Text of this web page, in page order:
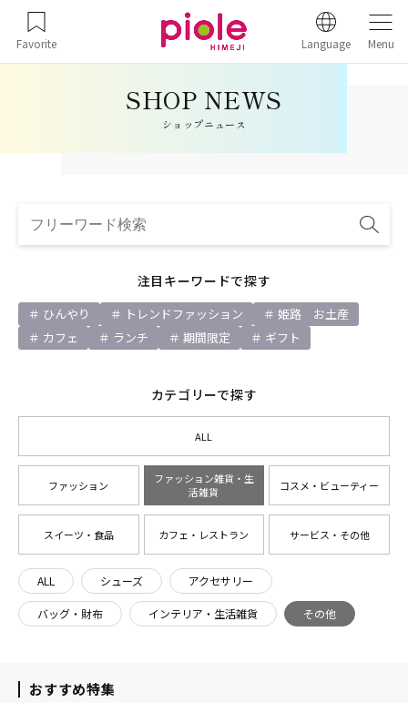
Favorite Language Menu
ショップニュース
注目キーワードで探す
ひんやり トレンドファッション
姫路 お土産
カフェ
ランチ 期間限定 ギフト
カテゴリーで探す
ALL
ファッション
ファッション雑貨・生
活雑貨
コスメ・ビューティー
スイーツ・食品 カフェ・レストラン サービス・その他
ALL シューズ アクセサリー
バッグ・財布 インテリア・生活雑貨 その他
おすすめ特集